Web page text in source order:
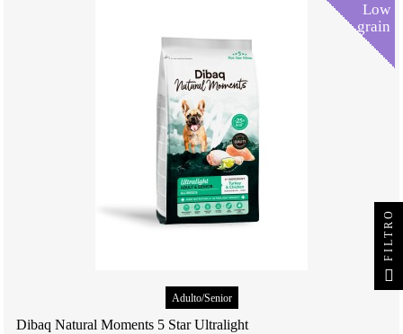
Low
grain
Adulto/Senior
Dibaq Natural Moments 5 Star Ultralight
FILTRO